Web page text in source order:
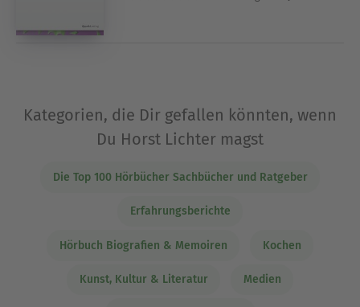
Kategorien, die Dir gefallen könnten, wenn
Du Horst Lichter magst
Die Top 100 Hörbücher Sachbücher und Ratgeber
Erfahrungsberichte
Hörbuch Biografien & Memoiren Kochen
Kunst, Kultur & Literatur Medien